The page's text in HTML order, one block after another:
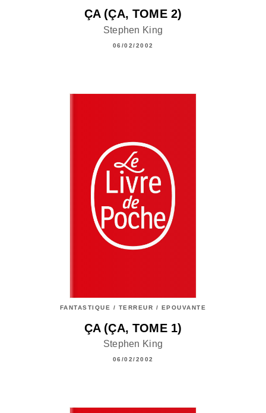
ÇA (ÇA, TOME 2)
Stephen King
06/02/2002
FANTASTIQUE / TERREUR / EPOUVANTE
ÇA (ÇA, TOME 1)
Stephen King
06/02/2002